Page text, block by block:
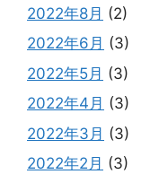
2022年8月 (2)
2022年6月 (3)
2022年5月 (3)
2022年4月 (3)
2022年3月 (3)
2022年2月 (3)